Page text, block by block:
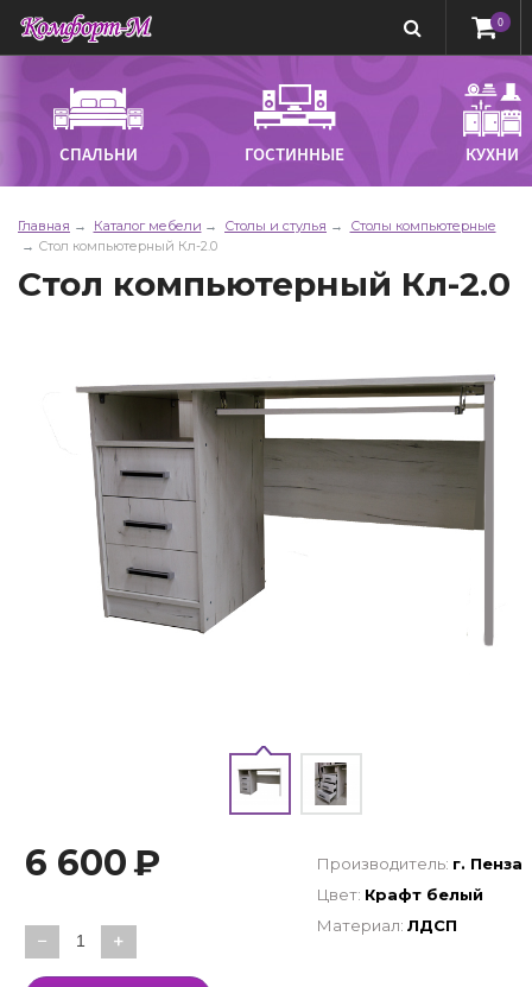
0
СПАЛЬНИ ГОСТИННЫЕ КУХНИ
Главная Каталог мебели Столы и стулья
Столы компьютерные
Стол компьютерный Кл-2.0
Стол компьютерный Кл-2.0
6 600₽
− +
Производитель: г. Пенза
Цвет: Крафт белый
Материал: ЛДСП